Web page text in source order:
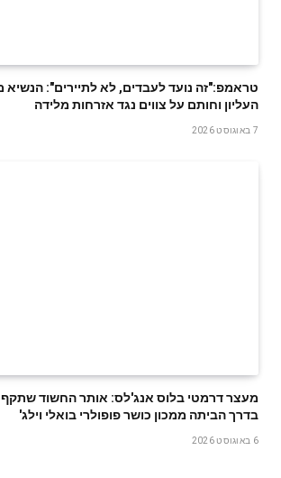
טראמפ:"זה נועד לעבדים, לא לתיירים":
העליון וחותם על צווים נגד אזרחות מלידה
7 באוגוסט 2026
מעצר דרמטי בלוס אנג'לס: אותר החשוד שתקף
בדרך הביתה ממכון כושר פופולרי בואלי וילג'
6 באוגוסט 2026